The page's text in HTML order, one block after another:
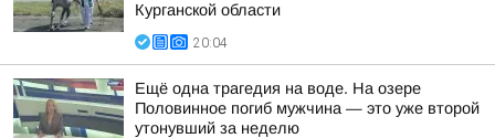
Курганской области
20:04
Ещё одна трагедия на воде. На озере
Половинное погиб мужчина — это уже второй
утонувший за неделю